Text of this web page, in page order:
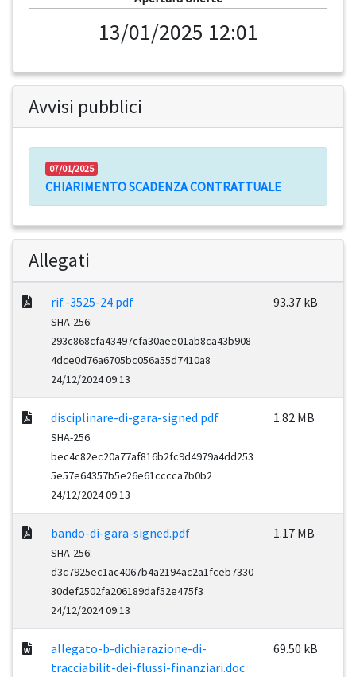
13/01/2025 12:01
Avvisi pubblici
07/01/2025
CHIARIMENTO SCADENZA CONTRATTUALE
Allegati
rif.-3525-24.pdf
SHA-256:
293c868cfa43497cfa30aee01ab8ca43b908
4dce0d76a6705bc056a55d7410a8
24/12/2024 09:13
93.37 kB
disciplinare-di-gara-signed.pdf
SHA-256:
bec4c82ec20a77af816b2fc9d4979a4dd253
5e57e64357b5e26e61cccca7b0b2
24/12/2024 09:13
1.82 MB
bando-di-gara-signed.pdf
SHA-256:
d3c7925ec1ac4067b4a2194ac2a1fceb7330
30def2502fa206189daf52e475f3
24/12/2024 09:13
1.17 MB
allegato-b-dichiarazione-di-
tracciabilit-dei-flussi-finanziari.doc
69.50 kB